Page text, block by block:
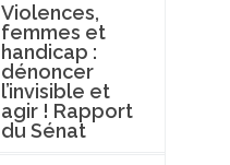
Violences,
femmes et
handicap :
dénoncer
l’invisible et
agir ! Rapport
du Sénat